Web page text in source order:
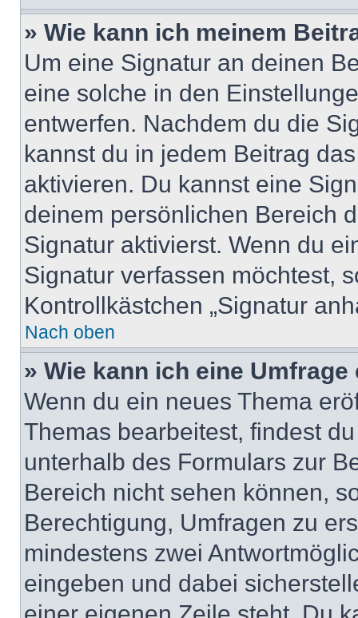
» Wie kann ich meinem
Um eine Signatur an deinen
eine solche in den
entwerfen. Nachdem du die
kannst du in jedem Beitrag
aktivieren. Du kannst eine
deinem persönlichen Bereich
Signatur aktivierst. Wenn du
Signatur verfassen möchtest,
Kontrollkästchen „Signatur
Nach oben
» Wie kann ich eine
Wenn du ein neues Thema
Themas bearbeitest, findest
unterhalb des Formulars zur
Bereich nicht sehen können,
Berechtigung, Umfragen zu
mindestens zwei
eingeben und dabei